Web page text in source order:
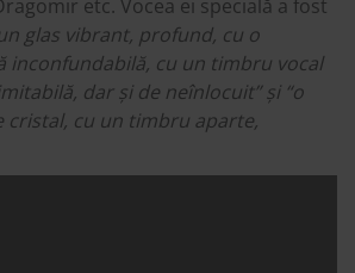
etc. Vocea ei specială a fost
glas vibrant, profund, cu o
inconfundabilă, cu un timbru vocal
dar și de neînlocuit” și “o
cristal, cu un timbru aparte,